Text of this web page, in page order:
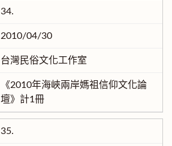
34.
2010/04/30
台灣民俗文化工作室
《2010年海峽兩岸媽祖信仰文化論
壇》計1冊
35.